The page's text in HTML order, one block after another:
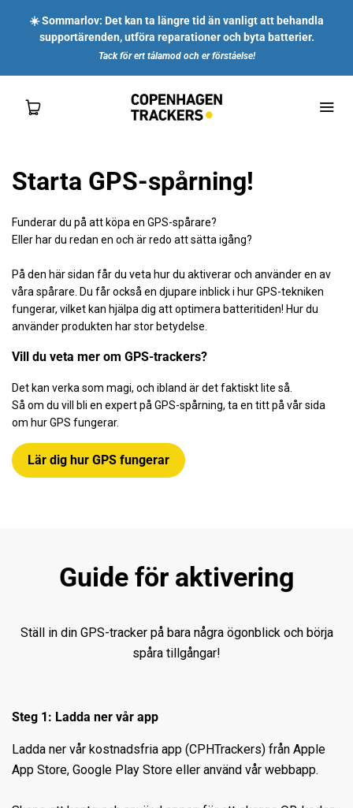
☀️ Sommarlov: Det kan ta längre tid än vanligt att behandla
supportärenden, utföra reparationer och byta batterier.
Tack för ert tålamod och er förståelse!
SHOP
FÖR DIG
FÖR FÖRETAG
OM OSS
KONTAKT
MITT KONTO
Starta GPS-spårning!
Funderar du på att köpa en GPS-spårare?
Eller har du redan en och är redo att sätta igång?
På den här sidan får du veta hur du aktiverar och använder en av
våra spårare. Du får också en djupare inblick i hur GPS-tekniken
fungerar, vilket kan hjälpa dig att optimera batteritiden! Hur du
använder produkten har stor betydelse.
Vill du veta mer om GPS-trackers?
Det kan verka som magi, och ibland är det faktiskt lite så.
Så om du vill bli en expert på GPS-spårning, ta en titt på vår sida
om hur GPS fungerar.
Lär dig hur GPS fungerar
Guide för aktivering
Ställ in din GPS-tracker på bara några ögonblick och börja
spåra tillgångar!
Steg 1: Ladda ner vår app
Ladda ner vår kostnadsfria app (CPHTrackers) från Apple
App Store, Google Play Store eller använd vår webbapp.